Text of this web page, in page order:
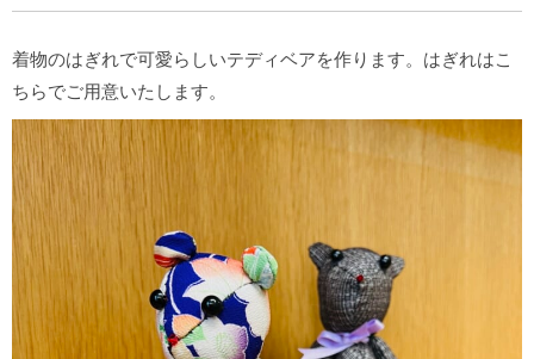
着物のはぎれで可愛らしいテディベアを作ります。はぎれはこ
ちらでご用意いたします。